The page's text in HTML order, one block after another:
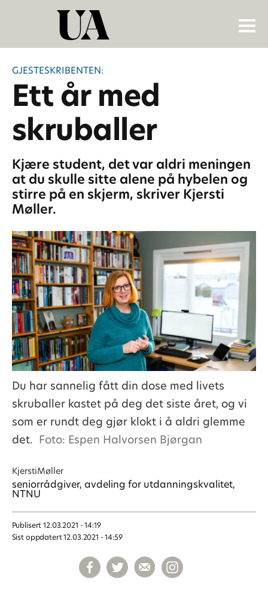
GJESTESKRIBENTEN:
Ett år med
skruballer
Kjære student, det var aldri meningen
at du skulle sitte alene på hybelen og
stirre på en skjerm, skriver Kjersti
Møller.
Du har sannelig fått din dose med livets
skruballer kastet på deg det siste året, og vi
som er rundt deg gjør klokt i å aldri glemme
det. Foto: Espen Halvorsen Bjørgan
KjerstiMøller
seniorrådgiver, avdeling for utdanningskvalitet,
NTNU
Publisert 12.03.2021 - 14:19
Sist oppdatert 12.03.2021 - 14:59